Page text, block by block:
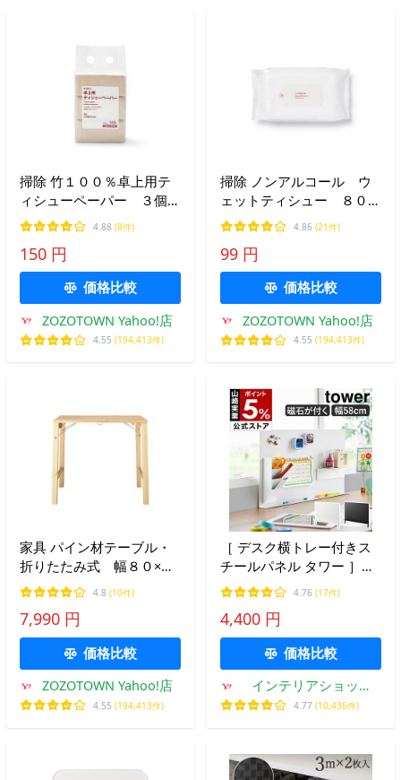
掃除 竹１００％卓上用テ
ィシューペーパー ３個
１５０組（３００枚）
4.88 (8件)
150 円
価格比較
ZOZOTOWN Yahoo!店
4.55 (194,413件)
掃除 ノンアルコール ウ
ェットティシュー ８０枚
入
4.86 (21件)
99 円
価格比較
ZOZOTOWN Yahoo!店
4.55 (194,413件)
家具 パイン材テーブル・
折りたたみ式 幅８０×奥
行５０×高さ７０ｃｍ．
4.8 (10件)
7,990 円
価格比較
ZOZOTOWN Yahoo!店
4.55 (194,413件)
［ デスク横トレー付きス
チールパネル タワー ］山
崎実業 tower パネル 壁面
収納 パーテーション おし
ゃれ yamazaki 公式 ブラ
ック ホワイト 10066
4.76 (17件)
4,400 円
価格比較
インテリアショップ
roomy
4.77 (10,436件)